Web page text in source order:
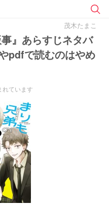
茂木たまこ
』あらすじネタバ
pdfで読むのはやめ
れています